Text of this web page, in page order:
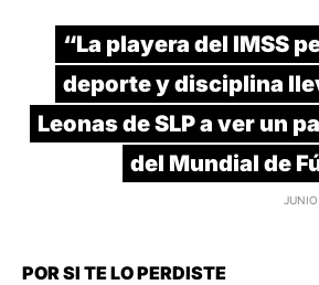
“La playera del IMSS
deporte y disciplina
Leonas de SLP a ver un
del Mundial de
POR SI TE LO PERDISTE